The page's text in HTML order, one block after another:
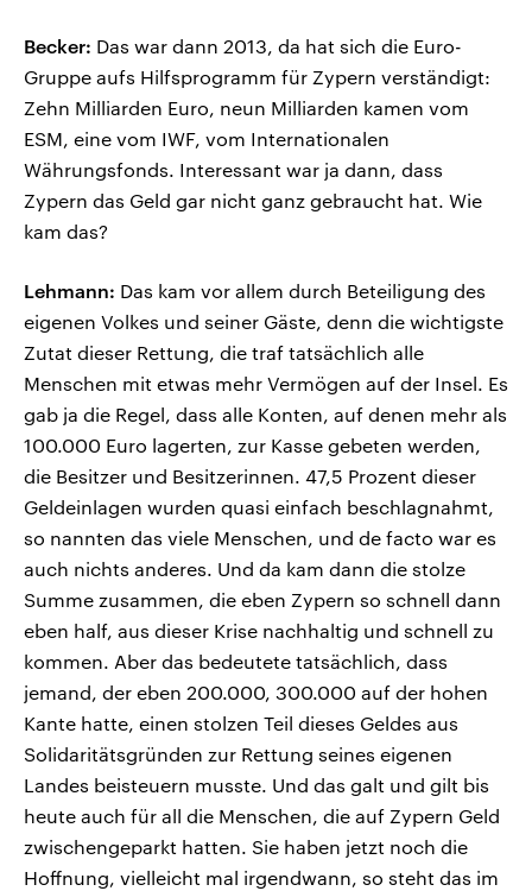
Becker: Das war dann 2013, da hat sich die Euro-
Gruppe aufs Hilfsprogramm für Zypern verständigt:
Zehn Milliarden Euro, neun Milliarden kamen vom
ESM, eine vom IWF, vom Internationalen
Währungsfonds. Interessant war ja dann, dass
Zypern das Geld gar nicht ganz gebraucht hat. Wie
kam das?
Lehmann: Das kam vor allem durch Beteiligung des
eigenen Volkes und seiner Gäste, denn die wichtigste
Zutat dieser Rettung, die traf tatsächlich alle
Menschen mit etwas mehr Vermögen auf der Insel. Es
gab ja die Regel, dass alle Konten, auf denen mehr als
100.000 Euro lagerten, zur Kasse gebeten werden,
die Besitzer und Besitzerinnen. 47,5 Prozent dieser
Geldeinlagen wurden quasi einfach beschlagnahmt,
so nannten das viele Menschen, und de facto war es
auch nichts anderes. Und da kam dann die stolze
Summe zusammen, die eben Zypern so schnell dann
eben half, aus dieser Krise nachhaltig und schnell zu
kommen. Aber das bedeutete tatsächlich, dass
jemand, der eben 200.000, 300.000 auf der hohen
Kante hatte, einen stolzen Teil dieses Geldes aus
Solidaritätsgründen zur Rettung seines eigenen
Landes beisteuern musste. Und das galt und gilt bis
heute auch für all die Menschen, die auf Zypern Geld
zwischengeparkt hatten. Sie haben jetzt noch die
Hoffnung, vielleicht mal irgendwann, so steht das im